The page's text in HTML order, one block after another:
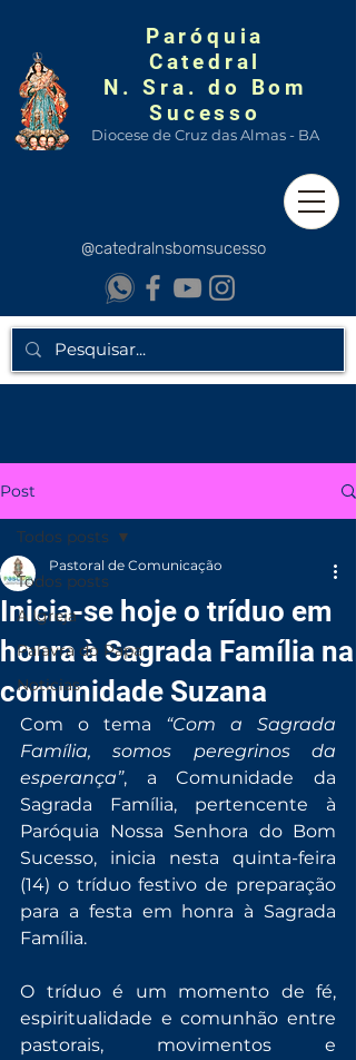
Paróquia
Catedral
N. Sra. do Bom
Sucesso
Diocese de Cruz das Almas - BA
@catedralnsbomsucesso
Post
Todos posts
A Igreja
Palavra do Papa
Noticias
Todos posts
Inicia-se hoje o tríduo em
honra à Sagrada Família na
comunidade Suzana
Pastoral de Comunicação
Com o tema “Com a Sagrada
Família, somos peregrinos da
esperança”, a Comunidade da
Sagrada Família, pertencente à
Paróquia Nossa Senhora do Bom
Sucesso, inicia nesta quinta-feira
(14) o tríduo festivo de preparação
para a festa em honra à Sagrada
Família.
O tríduo é um momento de fé,
espiritualidade e comunhão entre
pastorais, movimentos e